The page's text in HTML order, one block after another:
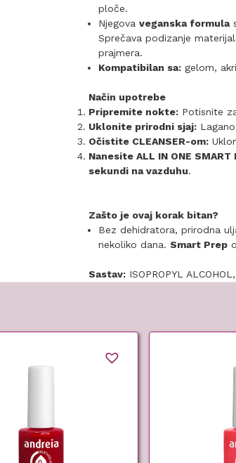
ploče.
Njegova veganska formula
Sprečava podizanje
prajmera.
Kompatibilan sa:gelom,
Način upotrebe
Pripremite nokte:Potisnite
Uklonite prirodni sjaj:Lagano
Očistite CLEANSER-om:
Nanesite ALL IN ONE SMART
sekundi na vazduhu.
Zašto je ovaj korak bitan?
Bez dehidratora, prirodna
nekoliko dana. Smart Prep
Sastav:ISOPROPYL